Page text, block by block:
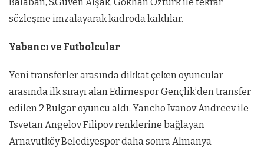
sözleşme imzalayarak kadroda kaldılar.
Yabancı ve Futbolcular
Yeni transferler arasında dikkat çeken oyuncular
arasında ilk sırayı alan Edirnespor Gençlik’den transfer
edilen 2 Bulgar oyuncu aldı. Yancho Ivanov Andreev ile
Tsvetan Angelov Filipov renklerine bağlayan
Arnavutköy Belediyespor daha sonra Almanya